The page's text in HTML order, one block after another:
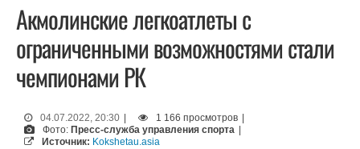
Акмолинские легкоатлеты с
ограниченными возможностями стали
чемпионами РК
04.07.2022, 20:30 1 166 просмотров
Фото: Пресс-служба управления спорта
Источник: Kokshetau.asia